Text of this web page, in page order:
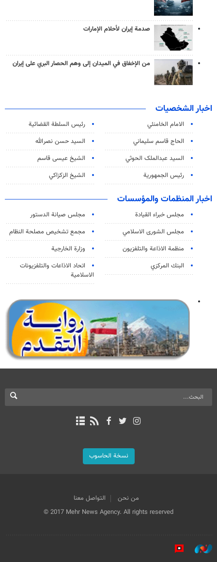
صدمة إيران لأحلام الإمارات
من الإخفاق في الميدان إلى وهم الحصار البري على إيران
اخبار الشخصيات
الامام الخامنئي
رئیس السلطة القضائیة
الحاج قاسم سليماني
السيد حسن نصرالله
السید عبدالملک الحوثي
الشيخ عيسى قاسم
رئيس الجمهورية
الشيخ الزكزاكي
اخبار المنظمات والمؤسسات
مجلس خبراء القيادة
مجلس صيانة الدستور
مجلس الشورى الاسلامي
مجمع تشخيص مصلحة النظام
منظمة الاذاعة والتلفزیون
وزارة الخارجية
البنك المركزي
اتحاد الاذاعات والتلفزيونات
الاسلامية
نسخة الحاسوب
من نحن
التواصل معنا
© 2017 Mehr News Agency. All rights reserved